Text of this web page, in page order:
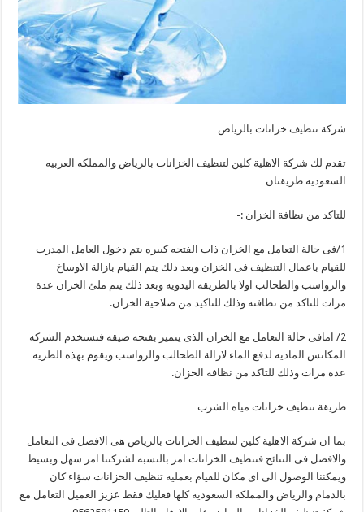
شركة تنظيف خزانات بالرياض
تقدم لك شركة الاهلية كلين لتنظيف الخزانات بالرياض والمملكه العربيه
السعوديه طريقتان
للتاكد من نظافة الخزان :-
1/فى حالة التعامل مع الخزان ذات الفتحه كبيره يتم دخول العامل المدرب
للقيام باعمال التنظيف فى الخزان وبعد ذلك يتم القيام بازالة الاوساخ
والرواسب والطحالب اولا بالطريقه اليدويه وبعد ذلك يتم ملئ الخزان عدة
مرات للتاكد من نظافته وذلك للتاكيد من صلاحية الخزان.
2/ امافى حالة التعامل مع الخزان الذى يتميز بفتحه ضيقه فتستخدم الشركه
المكانس الماديه لدفع الماء لازالة الطحالب والرواسب ويقوم بهذه الطريه
عدة مرات وذلك للتاكد من نظافة الخزان.
طريقة تنظيف خزانات مياه الشرب
بما ان شركة الاهلية كلين لتنظيف الخزانات بالرياض هى الافضل فى التعامل
والافضل فى النتائج فتنظيف الخزانات امر بالنسبه لشركتنا امر سهل وبسيط
ويمكننا الوصول الى اى مكان للقيام بعملية تنظيف الخزانات سؤاء كان
بالدمام والرياض والمملكه السعوديه كلها فعليك فقط عزيز العميل التعامل مع